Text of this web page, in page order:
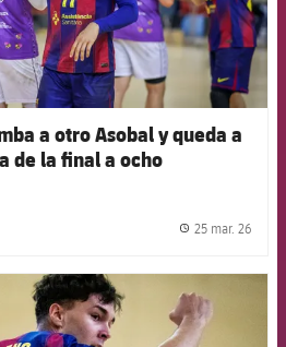
a otro Asobal y queda a
de la final a ocho
25 mar. 26
FCB Barcelona badge